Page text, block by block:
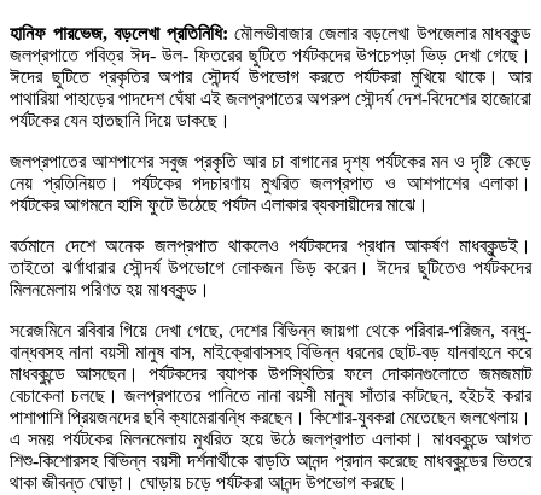
হানিফ পারভেজ, বড়লেখা প্রতিনিধি: মৌলভীবাজার জেলার বড়লেখা উপজেলার মাধবকুন্ড
জলপ্রপাতে পবিত্র ঈদ- উল- ফিতরের ছুটিতে পর্যটকদের উপচেপড়া ভিড় দেখা গেছে।
ঈদের ছুটিতে প্রকৃতির অপার সৌন্দর্য উপভোগ করতে পর্যটকরা মুখিয়ে থাকে। আর
পাথারিয়া পাহাড়ের পাদদেশ ঘেঁষা এই জলপ্রপাতের অপরুপ সৌন্দর্য দেশ-বিদেশের হাজোরো
পর্যটকের যেন হাতছানি দিয়ে ডাকছে।
জলপ্রপাতের আশপাশের সবুজ প্রকৃতি আর চা বাগানের দৃশ্য পর্যটকের মন ও দৃষ্টি কেড়ে
নেয় প্রতিনিয়ত। পর্যটকের পদচারণায় মুখরিত জলপ্রপাত ও আশপাশের এলাকা।
পর্যটকের আগমনে হাসি ফুটে উঠেছে পর্যটন এলাকার ব্যবসায়ীদের মাঝে।
‎বর্তমানে দেশে অনেক জলপ্রপাত থাকলেও পর্যটকদের প্রধান আকর্ষণ মাধবকুন্ডই।
তাইতো ঝর্ণাধারার সৌন্দর্য উপভোগে লোকজন ভিড় করেন। ঈদের ছুটিতেও পর্যটকদের
মিলনমেলায় পরিণত হয় মাধবকুন্ড।
‎সরেজমিনে রবিবার গিয়ে দেখা গেছে, দেশের বিভিন্ন জায়গা থেকে পরিবার-পরিজন, বন্ধু-
বান্ধবসহ নানা বয়সী মানুষ বাস, মাইক্রোবাসসহ বিভিন্ন ধরনের ছোট-বড় যানবাহনে করে
মাধবকুন্ডে আসছেন। পর্যটকদের ব্যাপক উপস্থিতির ফলে দোকানগুলোতে জমজমাট
বেচাকেনা চলছে। জলপ্রপাতের পানিতে নানা বয়সী মানুষ সাঁতার কাটছেন, হইচই করার
পাশাপাশি প্রিয়জনদের ছবি ক্যামেরাবন্ধি করছেন। কিশোর-যুবকরা মেতেছেন জলখেলায়।
এ সময় পর্যটকের মিলনমেলায় মুখরিত হয়ে উঠে জলপ্রপাত এলাকা। মাধবকুন্ডে আগত
শিশু-কিশোরসহ বিভিন্ন বয়সী দর্শনার্থীকে বাড়তি আনন্দ প্রদান করেছে মাধবকুন্ডের ভিতরে
থাকা জীবন্ত ঘোড়া। ঘোড়ায় চড়ে পর্যটকরা আনন্দ উপভোগ করছে।